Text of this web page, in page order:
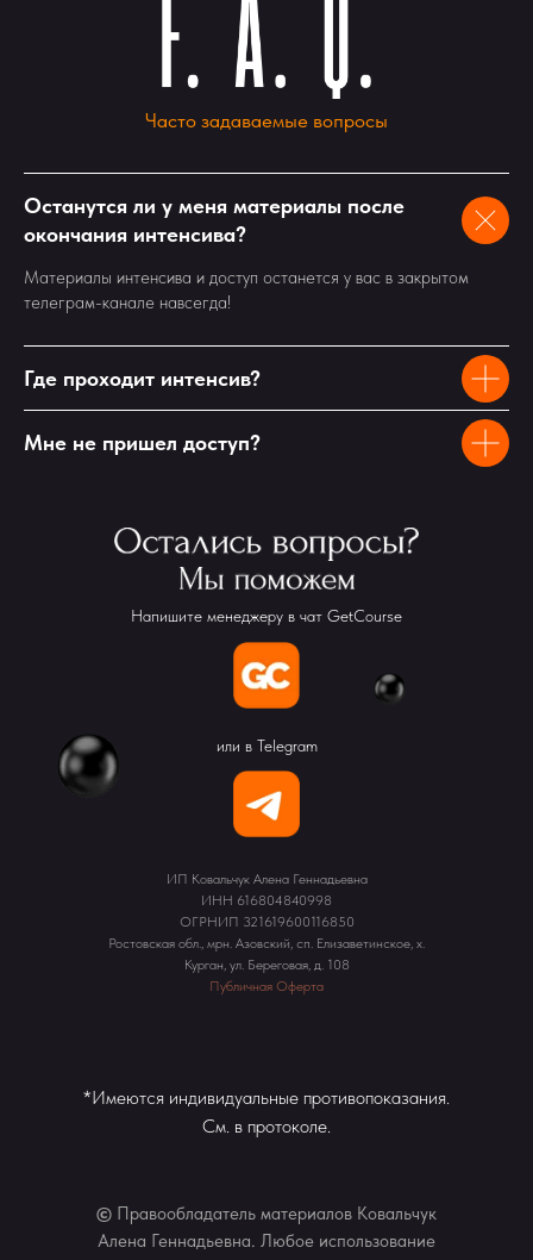
Часто задаваемые вопросы
Останутся ли у меня материалы после
окончания интенсива?
Материалы интенсива и доступ останется у вас в закрытом
телеграм-канале навсегда!
Где проходит интенсив?
Мне не пришел доступ?
Напишите менеджеру в чат GetCourse
или в Telegram
ИП Ковальчук Алена Геннадьевна
ИНН 616804840998
ОГРНИП 321619600116850
Ростовская обл., мрн. Азовский, сп. Елизаветинское, х.
Курган, ул. Береговая, д. 108
Публичная Оферта
*Имеются индивидуальные противопоказания.
См. в протоколе.
© Правообладатель материалов Ковальчук
Алена Геннадьевна. Любое использование